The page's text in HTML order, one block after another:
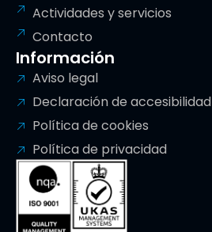
Actividades y servicios
Contacto
Información
Aviso legal
Declaración de accesibilidad
Política de cookies
Política de privacidad